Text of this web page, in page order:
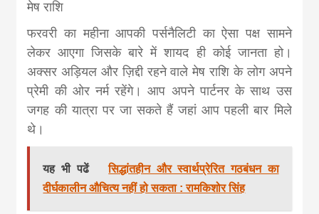
मेष राशि
फरवरी का महीना आपकी पर्सनैलिटी का ऐसा पक्ष सामने
लेकर आएगा जिसके बारे में शायद ही कोई जानता हो।
अक्सर अड़ियल और ज़िद्दी रहने वाले मेष राशि के लोग अपने
प्रेमी की ओर नर्म रहेंगे। आप अपने पार्टनर के साथ उस
जगह की यात्रा पर जा सकते हैं जहां आप पहली बार मिले
थे।
यह भी पढें
सिद्धांतहीन और स्वार्थप्रेरित गठबंधन का
दीर्घकालीन औचित्य नहीं हो सकता : रामकिशोर सिंह